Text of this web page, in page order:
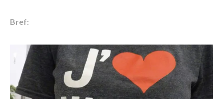
Bref: